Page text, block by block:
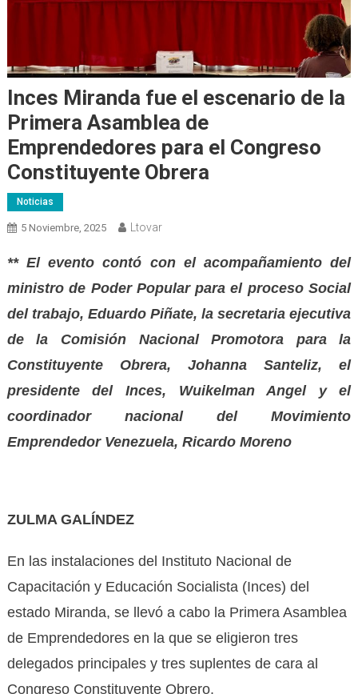
Inces Miranda fue el escenario de la
Primera Asamblea de
Emprendedores para el Congreso
Constituyente Obrera
Noticias
5 Noviembre, 2025 Ltovar
** El evento contó con el acompañamiento del
ministro de Poder Popular para el proceso Social
del trabajo, Eduardo Piñate, la secretaria ejecutiva
de la Comisión Nacional Promotora para la
Constituyente Obrera, Johanna Santeliz, el
presidente del Inces, Wuikelman Angel y el
coordinador nacional del Movimiento
Emprendedor Venezuela, Ricardo Moreno
ZULMA GALÍNDEZ
En las instalaciones del Instituto Nacional de
Capacitación y Educación Socialista (Inces) del
estado Miranda, se llevó a cabo la Primera Asamblea
de Emprendedores en la que se eligieron tres
delegados principales y tres suplentes de cara al
Congreso Constituyente Obrero.